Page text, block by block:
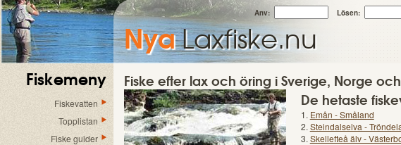
Fiskemeny
Fiskevatten
Topplistan
Fiske guider
Anv: Lösen:
NyaLaxfiske.nu
Fiske efter lax och öring i Sverige, Norge
De hetaste
1. Emån - Småland
2. Steindalselva -
3. Skellefteå älv -